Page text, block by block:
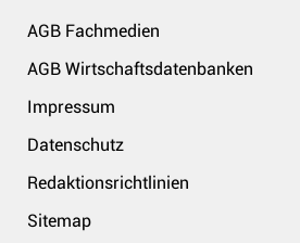
AGB Fachmedien
AGB Wirtschaftsdatenbanken
Impressum
Datenschutz
Redaktionsrichtlinien
Sitemap